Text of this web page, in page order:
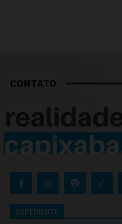
CONTATO
EXPEDIENTE